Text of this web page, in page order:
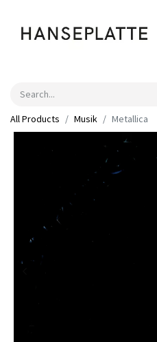
All Products Musik Metallica